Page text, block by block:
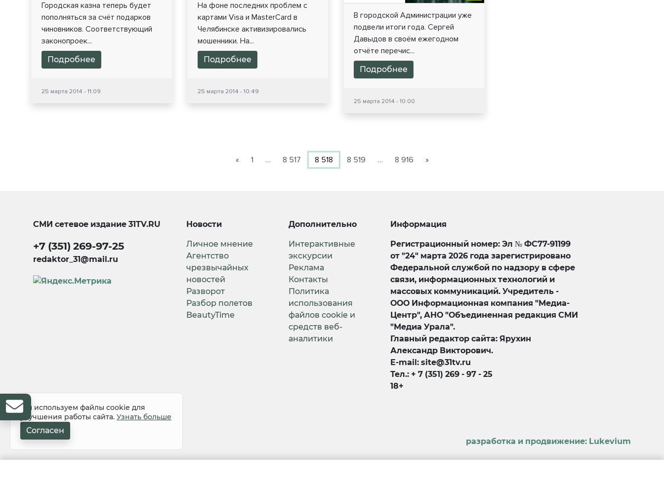
Городская казна теперь будет
пополняться за счёт подарков
чиновников. Соответствующий
законопроек...
Подробнее
25 марта 2014 - 11:09
На фоне последних проблем с
картами Visa и MasterCard в
Челябинске активизировались
мошенники. На...
Подробнее
25 марта 2014 - 10:49
В городской Администрации уже
подвели итоги года. Сергей
Давыдов в своём ежегодном
отчёте перечис...
Подробнее
25 марта 2014 - 10:00
« 1 … 8 517 8 518 8 519 … 8 916 »
СМИ сетевое издание31TV.RU
+7 (351) 269-97-25
redaktor_31@mail.ru
Новости
Личное мнение
Агентство
чрезвычайных
новостей
Разворот
Разбор полетов
BeautyTime
Дополнительно
Интерактивные
экскурсии
Реклама
Контакты
Политика
использования
файлов cookie и
средств веб-
аналитики
Информация
Регистрационный номер: Эл № ФС77-91199
от "24" марта 2026 года зарегистрировано
Федеральной службой по надзору в сфере
связи, информационных технологий и
массовых коммуникаций. Учредитель -
ООО Информационная компания "Медиа-
Центр", АНО "Объединенная редакция СМИ
"Медиа Урала".
Главный редактор сайта: Ярухин
Александр Викторович.
E-mail: site@31tv.ru
Тел.: + 7 (351) 269 - 97 - 25
18+
© 2008-2026 Все права защищены разработка и продвижение: Lukevium
Мы используем файлы cookie для
улучшения работы сайта. Узнать больше
Согласен